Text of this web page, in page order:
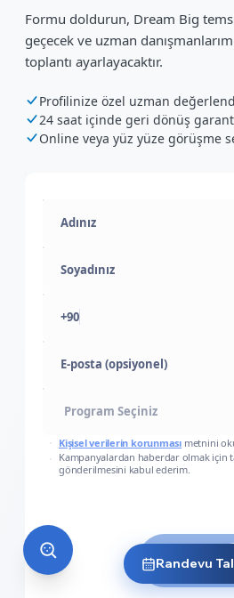
Formu doldurun, Dream Big
geçecek ve uzman
toplantı ayarlayacaktır.
Profilinize özel uzman
24 saat içinde geri dönüş
Online veya yüz yüze görüşme
+90
E-posta (opsiyonel)
Kişisel verilerin korunması metnini
Kampanyalardan haberdar olmak için
gönderilmesini kabul ederim.
Gönder
Randevu